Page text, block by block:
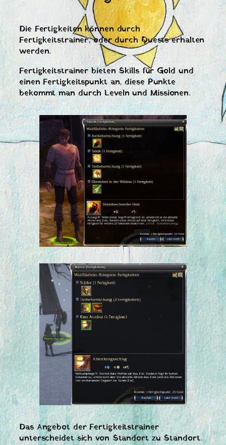
Die Fertigkeiten können durch
Fertigkeitstrainer, oder durch Quests erhalten
werden.
Fertigkeitstrainer bieten Skills für Gold und
einen Fertigkeitspunkt an, diese Punkte
bekommt man durch Leveln und Missionen.
Das Angebot der Fertigkeitstrainer
unterscheidet sich von Standort zu Standort.